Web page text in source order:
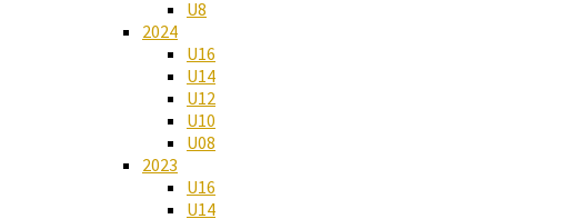
U8
2024
U16
U14
U12
U10
U08
2023
U16
U14